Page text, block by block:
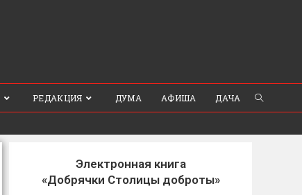
РЕДАКЦИЯ ДУМА АФИША ДАЧА
Электронная книга
«Добрячки Столицы доброты»